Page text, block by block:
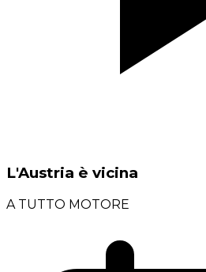
L'Austria è vicina
A TUTTO MOTORE